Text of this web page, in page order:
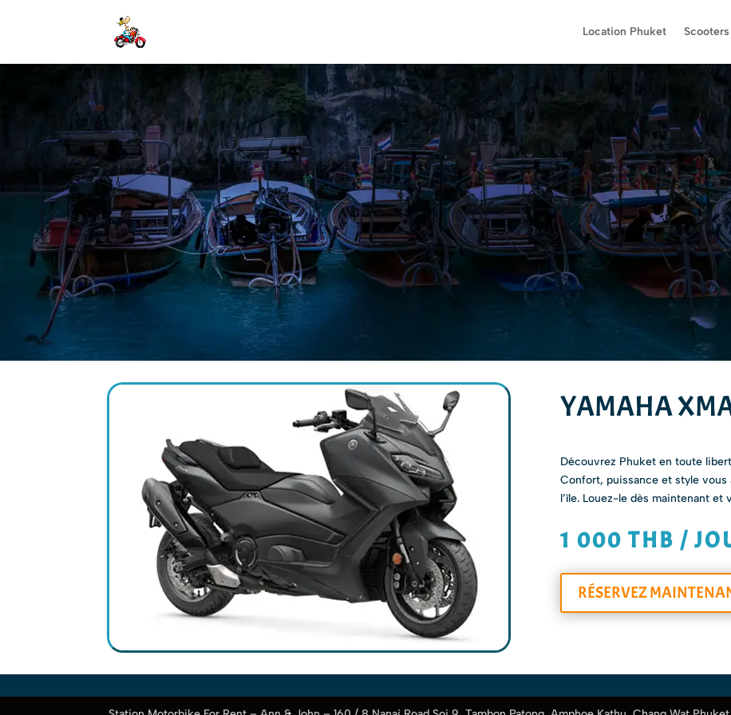
Location Phuket Scooters
YAMAHA
Découvrez Phuket en toute
Confort, puissance et style
l’île. Louez-le dès maintenant
1 000 THB /
RÉSERVEZ